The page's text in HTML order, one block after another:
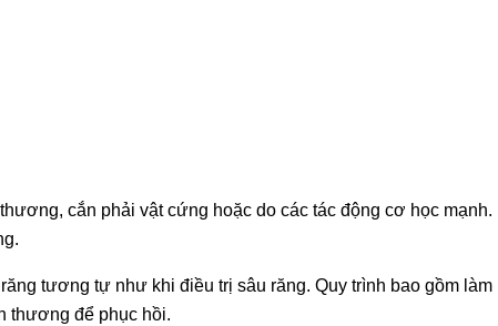
cắn phải vật cứng hoặc do các tác động cơ học mạnh.
tương tự như khi điều trị sâu răng. Quy trình bao gồm làm
thương để phục hồi.